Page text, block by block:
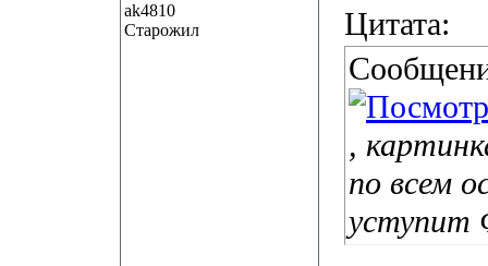
Старожил
Цитата:
,
по всем
уступит